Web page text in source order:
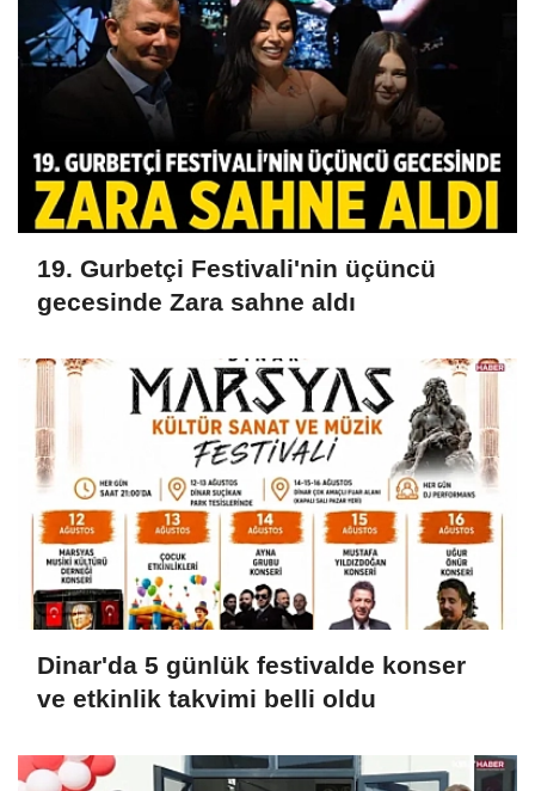
19. Gurbetçi Festivali'nin üçüncü
gecesinde Zara sahne aldı
Dinar'da 5 günlük festivalde konser
ve etkinlik takvimi belli oldu